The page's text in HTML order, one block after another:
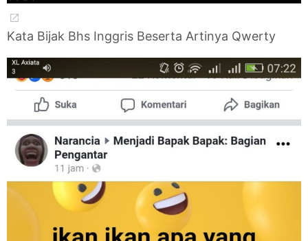
Kata Bijak Bhs Inggris Beserta Artinya Qwerty